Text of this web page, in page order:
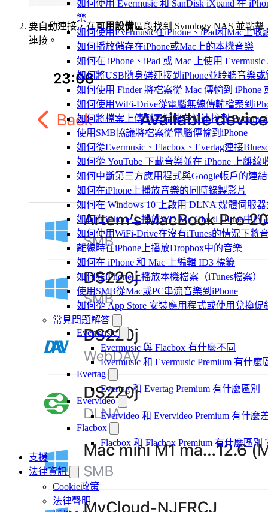
如何使用 Evermusic 和 SanDisk iXpand 在
樂
如何使用Evermusic在iPhone、iPad和Mac上收
如何播放儲存在iPhone或Mac上的本機音樂
如何在 iPhone、iPad 或 Mac 上使用
如何將USB隨身碟連接到iPhone並聆聽音樂
如何使用 Finder 將檔案從 Mac 傳輸到 iPhone
如何使用WiFi-Drive從電腦無線傳輸檔案到
如何將檔案上傳到雲端儲存並連接到
使用SMB協議將檔案從電腦傳輸到iPhone
如何從Evermusic、Flacbox、Evertag連接
如何從 YouTube 下載音樂並在 iPhone 上離線
如何中斷第三方應用程式與Google帳戶的連結
如何在iPhone上播放音樂的同時錄製影片
如何在 Windows 10 上啟用 DLNA 媒體伺服
如何在iPhone上播放WD My Cloud Home中的
如何使用WiFi-Drive在沒有iTunes的情況下將
離線時在iPhone上播放Dropbox中的音樂
如何在 iPhone 和 Mac 上編輯 ID3 標籤
如何在iPhone上播放本機檔案（iTunes檔案）
使用SMB從Mac或PC串流音樂到iPhone
如何從 App Store 安裝應用程式或使用兌換
常見問題解答
Evermusic
Evermusic 與 Flacbox 有什麼不同
Evermusic 和 Evermusic Premium 有什麼
Evertag
Evertag 和 Evertag Premium 有什麼區別
Evervideo
Evervideo 和 Evervideo Premium 有什麼
Flacbox
Flacbox 和 Flacbox Premium 有什麼區別
支援
法律資訊
Cookie政策
法律聲明
要自動連接，在可用設備區段找到 Synology NAS 並點擊
連接。